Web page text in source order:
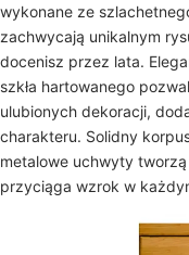
wykonane ze
zachwycają unikalnym
docenisz przez lata.
szkła hartowanego
ulubionych dekoracji,
charakteru. Solidny
metalowe uchwyty
przyciąga wzrok w